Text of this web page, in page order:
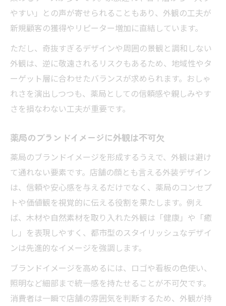
やすい」との声が寄せられることもあり、外観の工夫が
新規顧客の獲得やリピーター増加に直結しています。
ただし、奇抜すぎるデザインや周囲の景観と調和しない
外観は、逆に敬遠されるリスクもあるため、地域性やタ
ーゲット層に合わせたバランスが求められます。おしゃ
れさを演出しつつも、薬局としての信頼感や親しみやす
さを損なわない工夫が重要です。
薬局のブランドイメージに外観は不可欠
薬局のブランドイメージを形成するうえで、外観は避け
て通れない要素です。店舗の顔とも言える外装デザイン
は、信頼や安心感を与えるだけでなく、薬局のコンセプ
トや価値観を視覚的に伝える役割を果たします。例え
ば、木材や自然素材を取り入れた外観は「健康」や「癒
し」を表現しやすく、都市型のスタイリッシュなデザイ
ンは先進的なイメージを強調します。
ブランドイメージを高めるには、ロゴや看板の色使い、
照明など細部まで統一感を持たせることが不可欠です。
消費者は一瞬で店舗の雰囲気を判断するため、外観が持